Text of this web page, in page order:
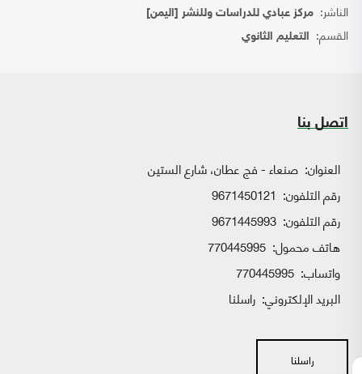
الناشر: مركز عبادي للدراسات وللنشر [اليمن]
القسم: التعليم الثانوي
اتصل بنا
العنوان: صنعاء - فج عطان، شارع الستين
رقم التلفون: 9671450121
رقم التلفون: 9671445993
هاتف محمول: 770445995
واتساب:
البريد الإلكتروني: راسلنا
راسلنا